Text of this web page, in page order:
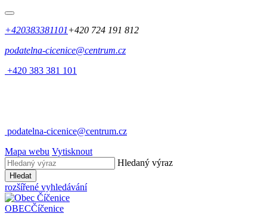
+420383381101+420 724 191 812
podatelna-cicenice@centrum.cz
+420 383 381 101
podatelna-cicenice@centrum.cz
Mapa webu Vytisknout
Hledaný výraz
Hledat
rozšířené vyhledávání
OBECČíčenice